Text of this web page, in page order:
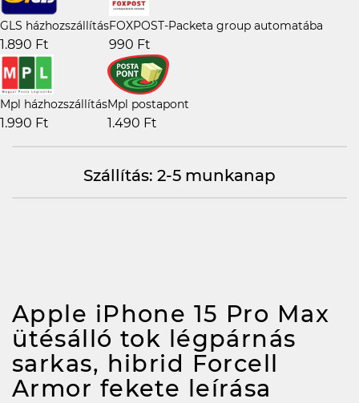
GLS házhozszállítás
1.890 Ft
FOXPOST-Packeta group automatába
990 Ft
Mpl házhozszállítás
1.990 Ft
Mpl postapont
1.490 Ft
Szállítás: 2-5 munkanap
Apple iPhone 15 Pro Max
ütésálló tok légpárnás
sarkas, hibrid Forcell
Armor fekete leírása